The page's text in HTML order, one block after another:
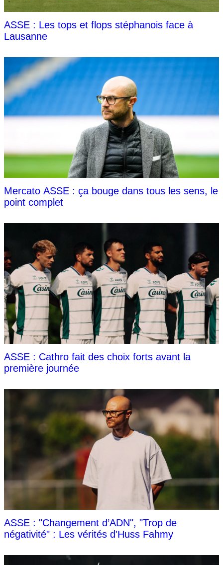
ASSE : Les tops et flops stéphanois face à
Lausanne
Mercato ASSE : ça bouge dans tous les sens, le
point complet
ASSE : Cathro fait des choix forts avant la
première journée
ASSE : "Changement d’ADN", "Trop de
négativité" : Les vérités d'Huss Fahmy